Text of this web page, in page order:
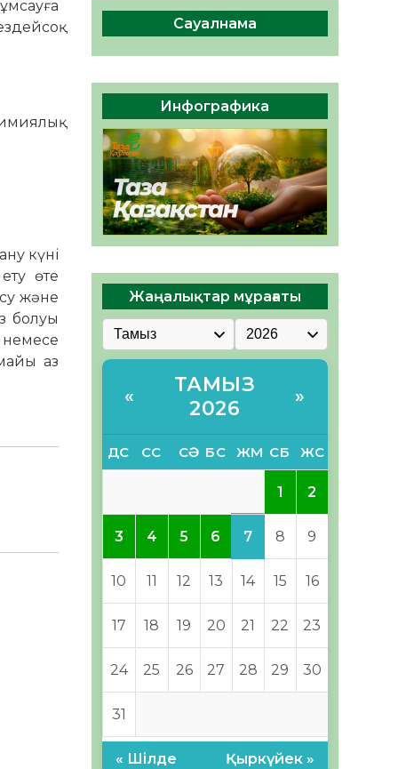
күні
өте
және
болуы
немесе
аз
беруге дайын
ӘРБІР ДАУЫС – ҚОҒАМ
ДАМУЫНА ҚОСЫЛҒАН
ҮЛЕС
05.08.2026
35 0
Сауалнама
Инфографика
Жаңалықтар мұрағаты
«
ТАМЫЗ
2026
»
ДС СС СӘ БС ЖМ СБ ЖС
1 2
3 4 5 6 7 8 9
10 11 12 13 14 15 16
17 18 19 20 21 22 23
24 25 26 27 28 29 30
31
« Шілде Қыркүйек »